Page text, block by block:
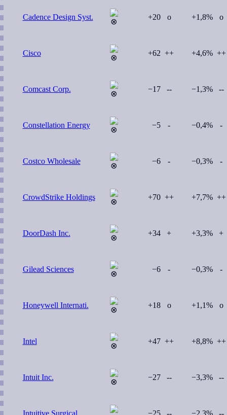
Cadence Design Syst. +20 o +1,8% o
Cisco +62 ++ +4,6% ++
Comcast Corp. −17 -- −1,3% --
Constellation Energy −5 - −0,4% -
Costco Wholesale −6 - −0,3% -
CrowdStrike Holdings +70 ++ +7,7% ++
DoorDash Inc. +34 + +3,3% +
Gilead Sciences −6 - −0,3% -
Honeywell Internati. +18 o +1,1% o
Intel +47 ++ +8,8% ++
Intuit Inc. −27 -- −3,3% --
Intuitive Surgical −25 -- −2,3% --